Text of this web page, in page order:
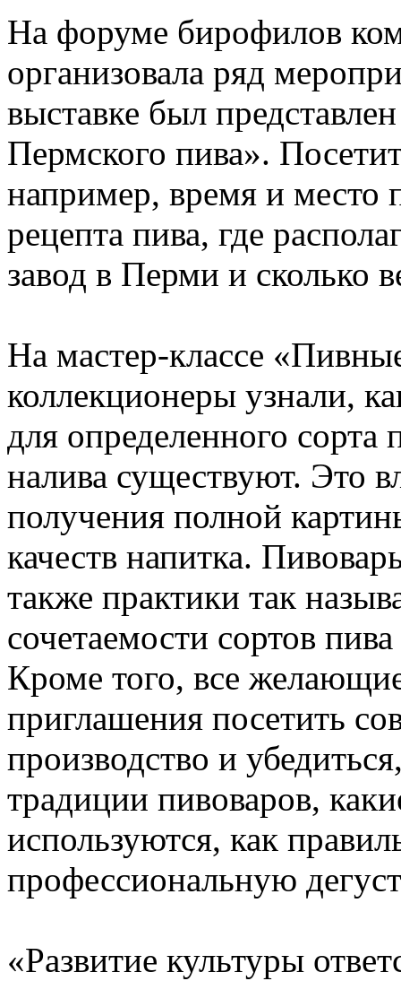
На форуме бирофилов
организовала ряд
выставке был
Пермского пива».
например, время и место
рецепта пива, где
завод в Перми и сколько
На мастер-классе
коллекционеры узнали,
для определенного
налива существуют. Это
получения полной
качеств напитка.
также практики так
сочетаемости сортов
Кроме того, все
приглашения посетить
производство и
традиции пивоваров,
используются, как
профессиональную
«Развитие культуры